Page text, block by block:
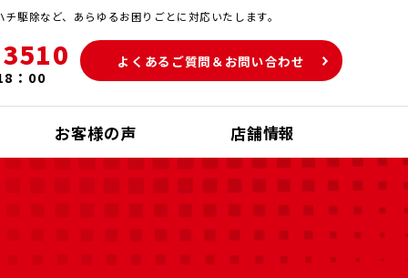
除など、あらゆるお困りごとに対応いたします。
：00
よくあるご質問＆お問い合わせ
お客様の声 店舗情報